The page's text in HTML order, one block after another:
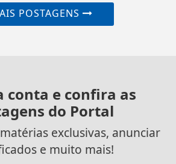
POSTAGENS
conta e confira as
do Portal
exclusivas, anunciar
e muito mais!